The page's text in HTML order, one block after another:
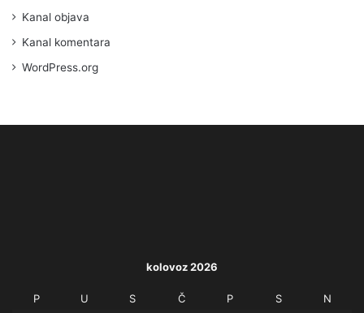
Kanal objava
Kanal komentara
WordPress.org
kolovoz 2026
P U S Č P S N